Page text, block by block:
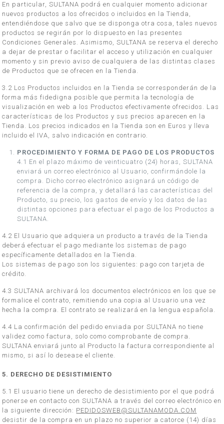
En particular, SULTANA podrá en cualquier momento adicionar
nuevos productos a los ofrecidos o incluidos en la Tienda,
entendiéndose que salvo que se disponga otra cosa, tales nuevos
productos se regirán por lo dispuesto en las presentes
Condiciones Generales. Asimismo, SULTANA se reserva el derecho
a dejar de prestar o facilitar el acceso y utilización en cualquier
momento y sin previo aviso de cualquiera de las distintas clases
de Productos que se ofrecen en la Tienda.
3.2 Los Productos incluidos en la Tienda se corresponderán de la
forma más fidedigna posible que permita la tecnología de
visualización en web a los Productos efectivamente ofrecidos. Las
características de los Productos y sus precios aparecen en la
Tienda. Los precios indicados en la Tienda son en Euros y lleva
incluido el IVA, salvo indicación en contrario.
PROCEDIMIENTO Y FORMA DE PAGO DE LOS PRODUCTOS
4.1 En el plazo máximo de veinticuatro (24) horas, SULTANA
enviará un correo electrónico al Usuario, confirmándole la
compra. Dicho correo electrónico asignará un código de
referencia de la compra, y detallará las características del
Producto, su precio, los gastos de envío y los datos de las
distintas opciones para efectuar el pago de los Productos a
SULTANA.
4.2 El Usuario que adquiera un producto a través de la Tienda
deberá efectuar el pago mediante los sistemas de pago
específicamente detallados en la Tienda.
Los sistemas de pago son los siguientes: pago con tarjeta de
crédito.
4.3 SULTANA archivará los documentos electrónicos en los que se
formalice el contrato, remitiendo una copia al Usuario una vez
hecha la compra. El contrato se realizará en la lengua española.
4.4 La confirmación del pedido enviada por SULTANA no tiene
validez como factura, solo como comprobante de compra.
SULTANA enviará junto al Producto la factura correspondiente al
mismo, si así lo desease el cliente.
5. DERECHO DE DESISTIMIENTO
5.1 El usuario tiene un derecho de desistimiento por el que podrá
ponerse en contacto con SULTANA a través del correo electrónico en
la siguiente dirección: PEDIDOSWEB@SULTANAMODA.COM
desistir de la compra en un plazo no superior a catorce (14) días